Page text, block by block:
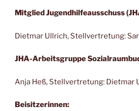
Mit­glied Jugend­hil­fe­aus­schuss
Diet­mar Ull­rich, Stell­ver­tre­tung:
JHA-Arbeits­grup­pe
Anja Heß, Stell­ver­tre­tung: Diet­mar
Bei­sit­ze­rin­nen: